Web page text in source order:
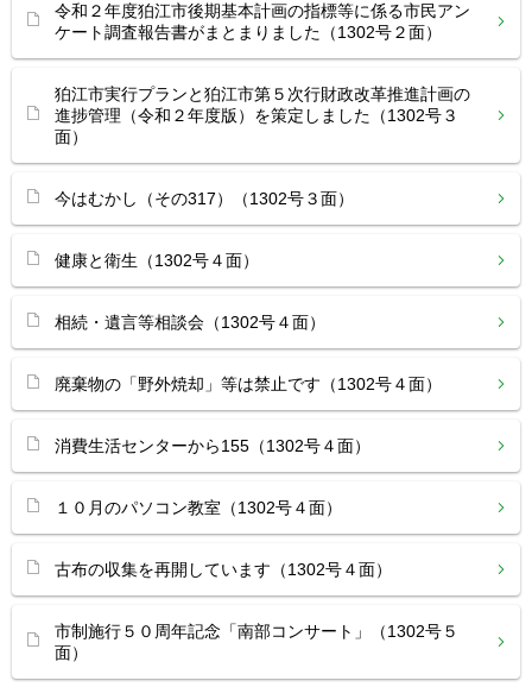
令和２年度狛江市後期基本計画の指標等に係る市民アン
ケート調査報告書がまとまりました（1302号２面）
狛江市実行プランと狛江市第５次行財政改革推進計画の
進捗管理（令和２年度版）を策定しました（1302号３
面）
今はむかし（その317）（1302号３面）
健康と衛生（1302号４面）
相続・遺言等相談会（1302号４面）
廃棄物の「野外焼却」等は禁止です（1302号４面）
消費生活センターから155（1302号４面）
１０月のパソコン教室（1302号４面）
古布の収集を再開しています（1302号４面）
市制施行５０周年記念「南部コンサート」（1302号５
面）